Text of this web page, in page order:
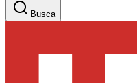
Busca